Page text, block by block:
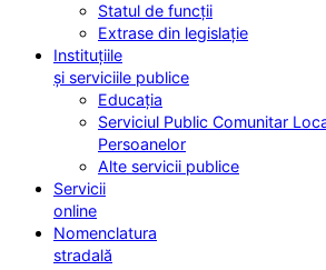
Statul de funcții
Extrase din legislație
Instituțiile
și serviciile publice
Educația
Serviciul Public Comunitar
Persoanelor
Alte servicii publice
Servicii
online
Nomenclatura
stradală